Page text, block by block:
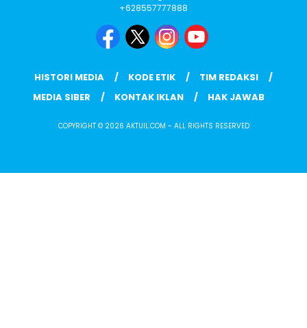
+628557777888
HISTORI MEDIA KODE ETIK
TIM REDAKSI
MEDIA SIBER
KONTAK IKLAN HAK JAWAB
COPYRIGHT © 2026 AKTUIL.COM - ALL RIGHTS RESERVED